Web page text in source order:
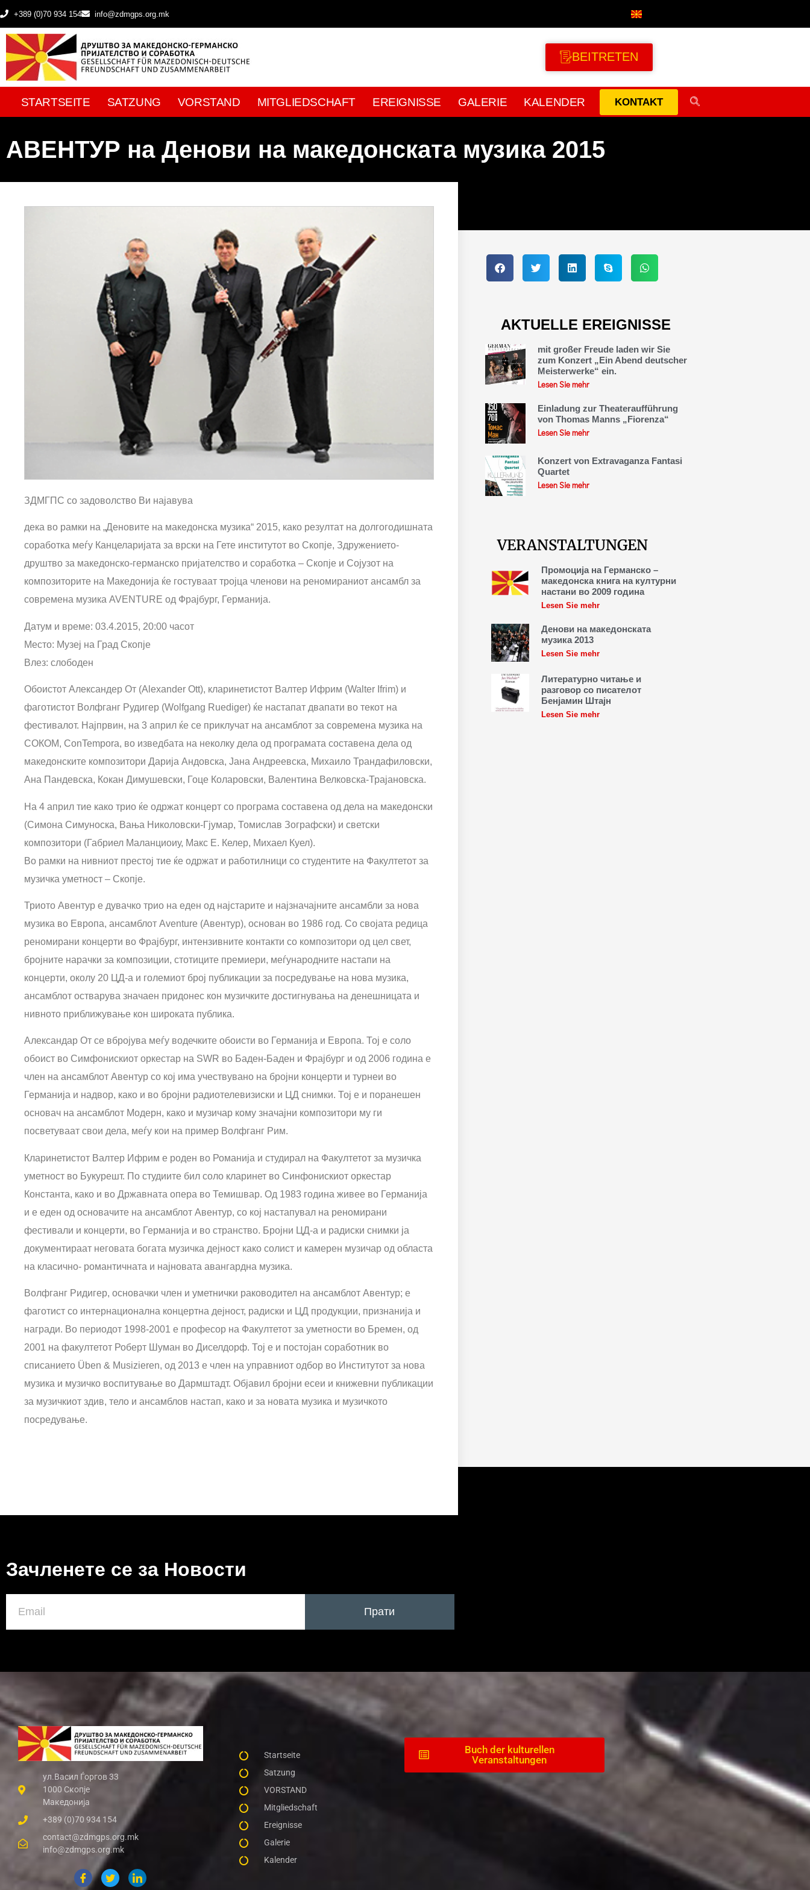
+389 (0)70 934 154 info@zdmgps.org.mk
BEITRETEN
STARTSEITE SATZUNG VORSTAND MITGLIEDSCHAFT EREIGNISSE GALERIE KALENDER KONTAKT
АВЕНТУР на Денови на македонската музика 2015
ЗДМГПС со задоволство Ви најавува
дека во рамки на „Деновите на македонска музика“ 2015, како резултат на долгогодишната
соработка меѓу Канцеларијата за врски на Гете институтот во Скопје, Здружението-
друштво за македонско-германско пријателство и соработка – Скопје и Сојузот на
композиторите на Македонија ќе гостуваат тројца членови на реномираниот ансамбл за
современа музика AVENTURE од Фрајбург, Германија.
Датум и време: 03.4.2015, 20:00 часот
Место: Музеј на Град Скопје
Влез: слободен
Обоистот Александер От (Alexander Ott), кларинетистот Валтер Ифрим (Walter Ifrim) и
фаготистот Волфганг Рудигер (Wolfgang Ruediger) ќе настапат двапати во текот на
фестивалот. Најпрвин, на 3 април ќе се приклучат на ансамблот за современа музика на
СОКОМ, ConTempora, во изведбата на неколку дела од програмата составена дела од
македонските композитори Дарија Андовска, Јана Андреевска, Михаило Трандафиловски,
Ана Пандевска, Кокан Димушевски, Гоце Коларовски, Валентина Велковска-Трајановска.
На 4 април тие како трио ќе одржат концерт со програма составена од дела на македонски
(Симона Симуноска, Вања Николовски-Гјумар, Томислав Зографски) и светски
композитори (Габриел Маланциоиу, Макс Е. Келер, Михаел Куел).
Во рамки на нивниот престој тие ќе одржат и работилници со студентите на Факултетот за
музичка уметност – Скопје.
Триото Авентур е дувачко трио на еден од најстарите и најзначајните ансамбли за нова
музика во Европа, ансамблот Aventure (Авентур), основан во 1986 год. Со својата редица
реномирани концерти во Фрајбург, интензивните контакти со композитори од цел свет,
бројните нарачки за композиции, стотиците премиери, меѓународните настапи на
концерти, околу 20 ЦД-а и големиот број публикации за посредување на нова музика,
ансамблот остварува значаен придонес кон музичките достигнувања на денешницата и
нивното приближување кон широката публика.
Александар От се вбројува меѓу водечките обоисти во Германија и Европа. Тој е соло
обоист во Симфонискиот оркестар на SWR во Баден-Баден и Фрајбург и од 2006 година е
член на ансамблот Авентур со кој има учествувано на бројни концерти и турнеи во
Германија и надвор, како и во бројни радиотелевизиски и ЦД снимки. Тој е и поранешен
основач на ансамблот Модерн, како и музичар кому значајни композитори му ги
посветуваат свои дела, меѓу кои на пример Волфганг Рим.
Кларинетистот Валтер Ифрим е роден во Романија и студирал на Факултетот за музичка
уметност во Букурешт. По студиите бил соло кларинет во Синфонискиот оркестар
Константа, како и во Државната опера во Темишвар. Од 1983 година живее во Германија
и е еден од основачите на ансамблот Авентур, со кој настапувал на реномирани
фестивали и концерти, во Германија и во странство. Бројни ЦД-а и радиски снимки ја
документираат неговата богата музичка дејност како солист и камерен музичар од областа
на класично- романтичната и најновата авангардна музика.
Волфганг Ридигер, основачки член и уметнички раководител на ансамблот Авентур; е
фаготист со интернационална концертна дејност, радиски и ЦД продукции, признанија и
награди. Во периодот 1998-2001 е професор на Факултетот за уметности во Бремен, од
2001 на факултетот Роберт Шуман во Диселдорф. Тој е и постојан соработник во
списанието Üben & Musizieren, од 2013 е член на управниот одбор во Институтот за нова
музика и музичко воспитување во Дармштадт. Објавил бројни есеи и книжевни публикации
за музичкиот здив, тело и ансамблов настап, како и за новата музика и музичкото
посредување.
AKTUELLE EREIGNISSE
mit großer Freude laden wir Sie
zum Konzert „Ein Abend deutscher
Meisterwerke“ ein.
Lesen Sie mehr
Einladung zur Theateraufführung
von Thomas Manns „Fiorenza“
Lesen Sie mehr
Konzert von Extravaganza Fantasi
Quartet
Lesen Sie mehr
VERANSTALTUNGEN
Промоција на Германско –
македонска книга на културни
настани во 2009 година
Lesen Sie mehr
Денови на македонската
музика 2013
Lesen Sie mehr
Литературно читање и
разговор со писателот
Бенјамин Штајн
Lesen Sie mehr
Зачленете се за Новости
Прати
ул.Васил Ѓоргов 33
1000 Скопје
Македонија
+389 (0)70 934 154
contact@zdmgps.org.mk
info@zdmgps.org.mk
Startseite
Satzung
VORSTAND
Mitgliedschaft
Ereignisse
Galerie
Kalender
Buch der kulturellen
Veranstaltungen